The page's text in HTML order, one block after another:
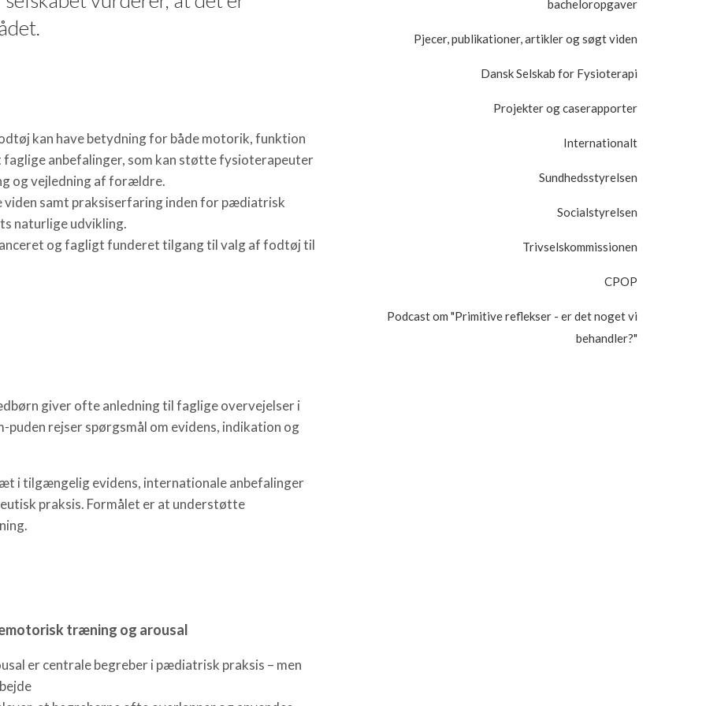
kan have betydning for både motorik, funktion
faglige anbefalinger, som kan støtte fysioterapeuter
og vejledning af forældre.
viden samt praksiserfaring inden for pædiatrisk
naturlige udvikling.
og fagligt funderet tilgang til valg af fodtøj til
giver ofte anledning til faglige overvejelser i
rejser spørgsmål om evidens, indikation og
i tilgængelig evidens, internationale anbefalinger
praksis. Formålet er at understøtte
træning og arousal
er centrale begreber i pædiatrisk praksis – men
bacheloropgaver
Pjecer, publikationer, artikler og søgt viden
Dansk Selskab for Fysioterapi
Projekter og caserapporter
Internationalt
Sundhedsstyrelsen
Socialstyrelsen
Trivselskommissionen
CPOP
Podcast om "Primitive reflekser - er det noget vi
behandler?"